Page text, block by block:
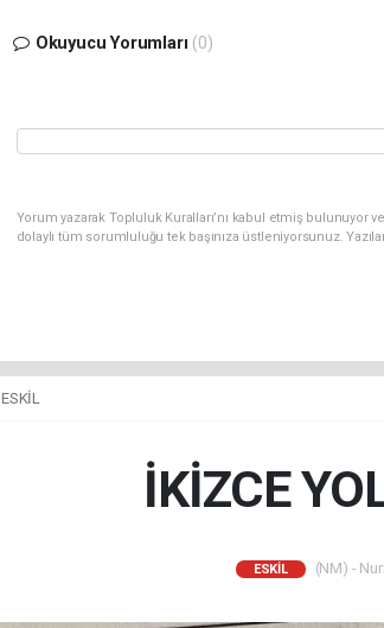
Okuyucu Yorumları (0)
Yorum yazarak Topluluk Kuralları’nı kabul etmiş bulunuyor
dolaylı tüm sorumluluğu tek başınıza üstleniyorsunuz.
ESKİL
İKİZCE
ESKİL (NM) -